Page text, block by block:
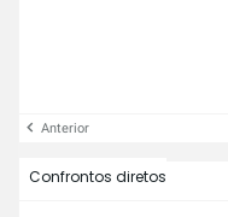
Anterior
Confrontos diretos